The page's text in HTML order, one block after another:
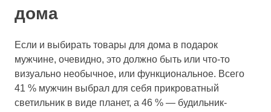
дома
Если и выбирать товары для дома в подарок
мужчине, очевидно, это должно быть или что-то
визуально необычное, или функциональное. Всего
41 % мужчин выбрал для себя прикроватный
светильник в виде планет, а 46 % — будильник-